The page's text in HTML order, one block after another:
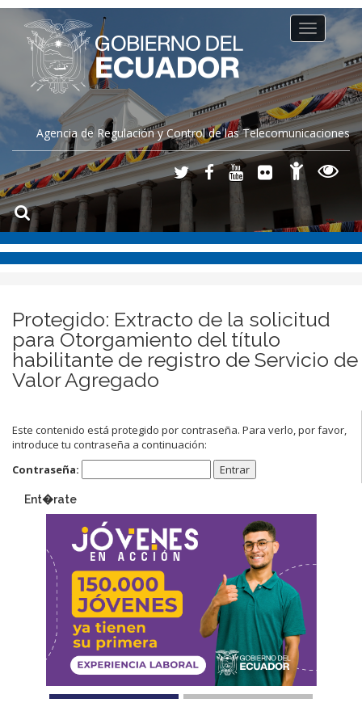
Agencia de Regulación y Control de las Telecomunicaciones
Toggle
navigation
Protegido: Extracto de la solicitud
para Otorgamiento del título
habilitante de registro de Servicio de
Valor Agregado
Este contenido está protegido por contraseña. Para verlo, por favor,
introduce tu contraseña a continuación:
Contraseña:
Ent�rate